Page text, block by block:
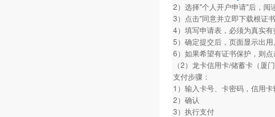
2）选择"个人开户申请"后，阅
3）点击"同意并立即下载根证
4）填写申请表，必须为真实
5）确定提交后，页面显示出
6）如果希望有证书保护，则
（2）龙卡信用卡/储蓄卡（厦
支付步骤：
1）输入卡号、卡密码，信用
2）确认
3）执行支付